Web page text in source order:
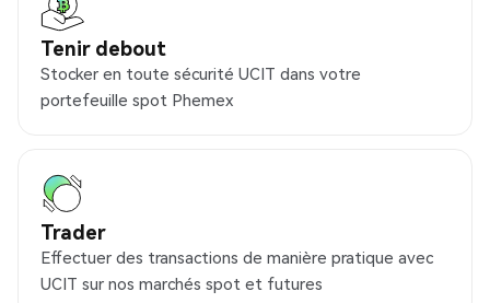
Tenir debout
Stocker en toute sécurité UCIT dans votre
portefeuille spot Phemex
Trader
Effectuer des transactions de manière pratique avec
UCIT sur nos marchés spot et futures